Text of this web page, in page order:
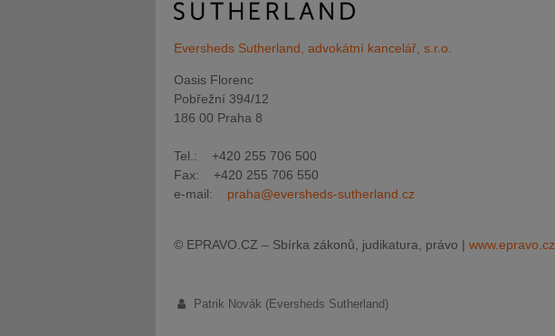
Eversheds Sutherland, advokátní kancelář, s.r.o.
Oasis Florenc
Pobřežní 394/12
186 00 Praha 8
Tel.: +420 255 706 500
Fax: +420 255 706 550
e-mail: praha@eversheds-sutherland.cz
© EPRAVO.CZ – Sbírka zákonů, judikatura, právo | www.epravo.cz
Patrik Novák (Eversheds Sutherland)